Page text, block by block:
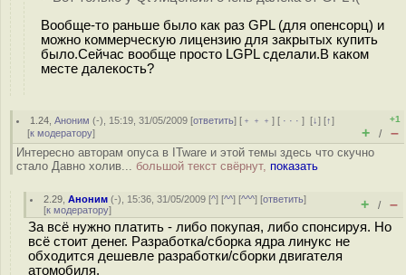
Вообще-то раньше было как раз GPL (для опенсорц) и
можно коммерческую лицензию для закрытых купить
было.Сейчас вообще просто LGPL сделали.В каком
месте далекость?
1.24 ,Аноним (-), 15:19, 31/05/2009 [ответить] [ ﹢﹢﹢] [ · · ·][↓] [↑]
[к модератору]
+1
+ / –
Интересно авторам опуса в ITware и этой темы здесь что скучно
стало Давно холив... большой текст свёрнут, показать
2.29 ,Аноним (-), 15:36, 31/05/2009 [^] [^^] [^^^] [ответить]
[к модератору] + / –
За всё нужно платить - либо покупая, либо спонсируя. Но
всё стоит денег. Разработка/сборка ядра линукс не
обходится дешевле разработки/сборки двигателя
атомобиля.